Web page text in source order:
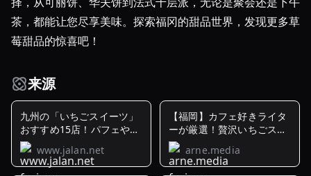
茶，都能让您尽享美味。探索福冈的甜品世界，发现更多草
莓甜品的惊喜吧！
来源
九州の「いちごスイーツ」
おすすめ15店！パフェやい
ちご飴など ...
www.jalan.net
【福岡】カフェ好きライタ
ーが厳選！贅沢いちごスイ
ーツまとめ
arne.media